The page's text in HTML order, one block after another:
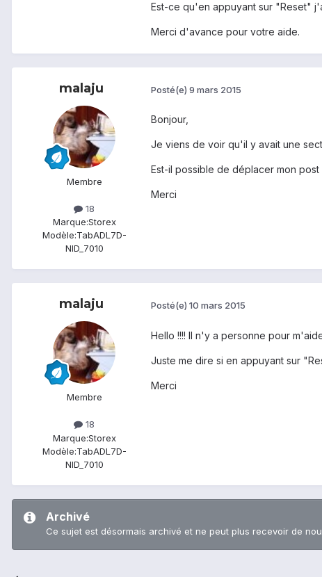
Est-ce qu'en appuyant sur "Reset"
Merci d'avance pour votre aide.
malaju
Membre
18
Marque:Storex
Modèle:TabADL7D-
NID_7010
Posté(e) 9 mars 2015
Bonjour,
Je viens de voir qu'il y avait une
Est-il possible de déplacer mon
Merci
malaju
Membre
18
Marque:Storex
Modèle:TabADL7D-
NID_7010
Posté(e) 10 mars 2015
Hello !!!! Il n'y a personne pour
Juste me dire si en appuyant sur
Merci
Archivé
Ce sujet est désormais archivé et ne peut plus recevoir de